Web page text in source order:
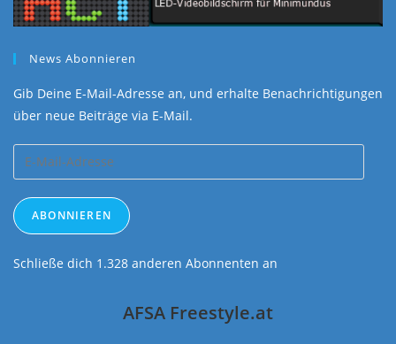
News Abonnieren
Gib Deine E-Mail-Adresse an, und erhalte Benachrichtigungen
über neue Beiträge via E-Mail.
Mail-
Adresse
ABONNIEREN
Schließe dich 1.328 anderen Abonnenten an
AFSA Freestyle.at